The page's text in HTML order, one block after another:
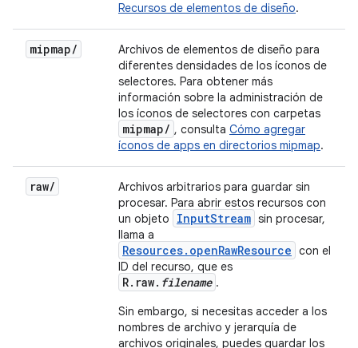
Recursos de elementos de diseño.
mipmap/
Archivos de elementos de diseño para
diferentes densidades de los íconos de
selectores. Para obtener más
información sobre la administración de
los íconos de selectores con carpetas
mipmap/ , consulta Cómo agregar
íconos de apps en directorios mipmap.
raw/
Archivos arbitrarios para guardar sin
procesar. Para abrir estos recursos con
un objeto
InputStream sin procesar,
llama a
Resources.openRawResource con el
ID del recurso, que es
R.raw. filename .
Sin embargo, si necesitas acceder a los
nombres de archivo y jerarquía de
archivos originales, puedes guardar los